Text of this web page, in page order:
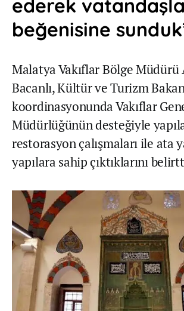
ederek
beğenisine
Malatya Vakıflar Bölge Müdürü
Bacanlı, Kültür ve Turizm
koordinasyonunda Vakıflar
Müdürlüğünün desteğiyle
restorasyon çalışmaları ile ata
yapılara sahip çıktıklarını